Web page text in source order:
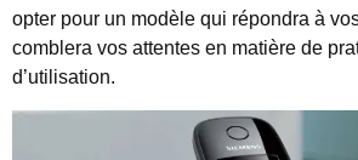
opter pour un modèle qui répondra à
comblera vos attentes en matière de
d’utilisation.